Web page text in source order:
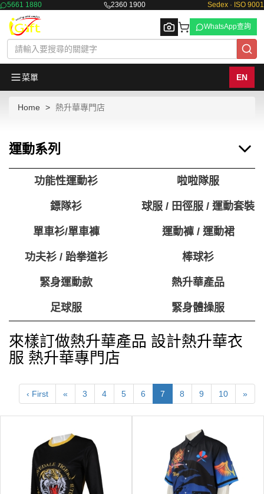
5661 1880 2360 1900 Sedex · ISO 9001
WhatsApp查詢
菜單 EN
Home 熱升華專門店
運動系列
功能性運動衫 啦啦隊服
鏢隊衫 球服 / 田徑服 / 運動套裝
單車衫/單車褲 運動褲 / 運動裙
功夫衫 / 跆拳道衫 棒球衫
緊身運動款 熱升華產品
足球服 緊身體操服
來樣訂做熱升華產品 設計熱升華衣
服 熱升華專門店
‹ First « 3 4 5 6 7 8 9 10 »